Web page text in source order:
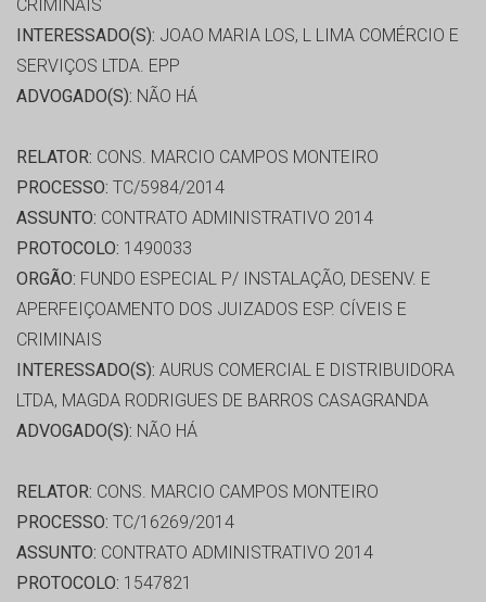
CRIMINAIS
INTERESSADO(S): JOAO MARIA LOS, L LIMA COMÉRCIO E
SERVIÇOS LTDA. EPP
ADVOGADO(S): NÃO HÁ
RELATOR: CONS. MARCIO CAMPOS MONTEIRO
PROCESSO: TC/5984/2014
ASSUNTO: CONTRATO ADMINISTRATIVO 2014
PROTOCOLO: 1490033
ORGÃO: FUNDO ESPECIAL P/ INSTALAÇÃO, DESENV. E
APERFEIÇOAMENTO DOS JUIZADOS ESP. CÍVEIS E
CRIMINAIS
INTERESSADO(S): AURUS COMERCIAL E DISTRIBUIDORA
LTDA, MAGDA RODRIGUES DE BARROS CASAGRANDA
ADVOGADO(S): NÃO HÁ
RELATOR: CONS. MARCIO CAMPOS MONTEIRO
PROCESSO: TC/16269/2014
ASSUNTO: CONTRATO ADMINISTRATIVO 2014
PROTOCOLO: 1547821